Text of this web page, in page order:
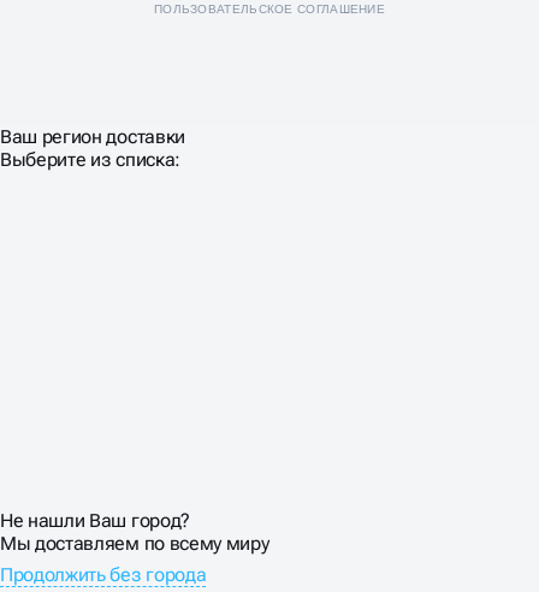
ПОЛЬЗОВАТЕЛЬСКОЕ СОГЛАШЕНИЕ
Ваш регион доставки
Выберите из списка:
Не нашли Ваш город?
Мы доставляем по всему миру
Продолжить без города